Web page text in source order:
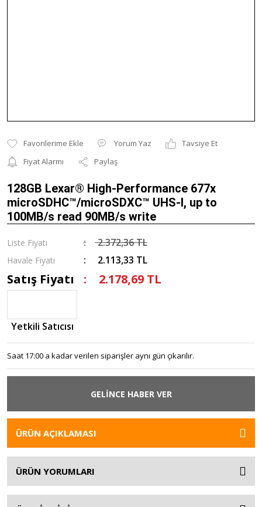
Yorum Yaz
Tavsiye Et
Fiyat Alarmı
Paylaş
128GB Lexar® High-Performance 677x
microSDHC™/microSDXC™ UHS-I, up to
100MB/s read 90MB/s write
Liste Fiyatı 2.372,36 TL
Havale Fiyatı 2.113,33 TL
Satış Fiyatı 2.178,69 TL
Yetkili Satıcısı
Saat 17:00 a kadar verilen siparişler aynı gün çıkarılır.
GELİNCE HABER VER
ÜRÜN AÇIKLAMASI
ÜRÜN YORUMLARI